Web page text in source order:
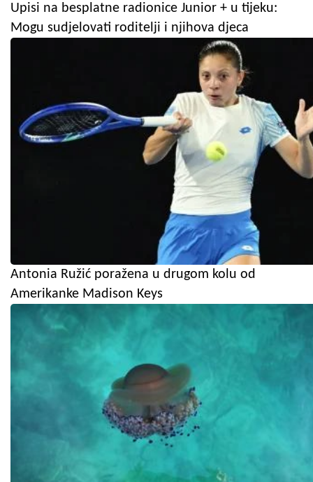
Upisi na besplatne radionice Junior + u tijeku:
Mogu sudjelovati roditelji i njihova djeca
Antonia Ružić poražena u drugom kolu od
Amerikanke Madison Keys